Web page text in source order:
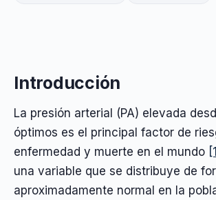
Introducción
La presión arterial (PA) elevada
óptimos es el principal factor de
enfermedad y muerte en el mundo
una variable que se distribuye de
aproximadamente normal en la